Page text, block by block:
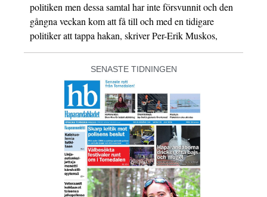
politiken men dessa samtal har inte försvunnit och den
gångna veckan kom att få till och med en tidigare
politiker att tappa hakan, skriver Per-Erik Muskos,
SENASTE TIDNINGEN